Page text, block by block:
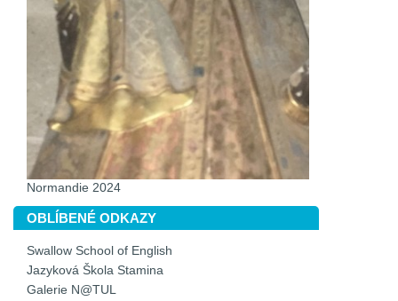
Normandie 2024
OBLÍBENÉ ODKAZY
Swallow School of English
Jazyková Škola Stamina
Galerie N@TUL